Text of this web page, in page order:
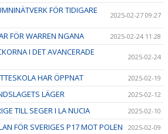
FÖR TIDIGARE
2025-02-27 09:27
FÖR WARREN NGANA 2025-02-24 11:28
I DET AVANCERADE
2025-02-24
HAR ÖPPNAT 2025-02-19
LÄGER 2025-02-12
TILL SEGER I LA NUCIA 2025-02-10
FÖR SVERIGES P17 MOT POLEN 2025-02-09